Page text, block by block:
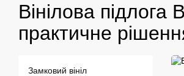
Вінілова
практичне
Замковий вініл